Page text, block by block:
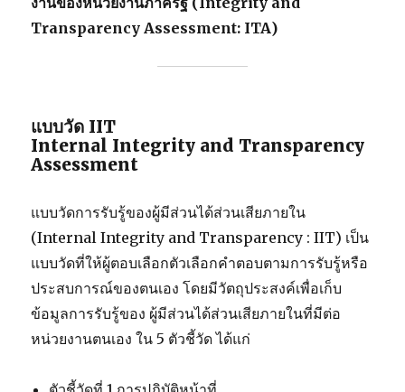
Transparency Assessment: ITA)
แบบวัด IIT
Internal Integrity and Transparency
Assessment
แบบวัดการรับรู้ของผู้มีส่วนได้ส่วนเสียภายใน
(Internal Integrity and Transparency : IIT) เป็น
แบบวัดที่ให้ผู้ตอบเลือกตัวเลือกคำตอบตามการรับรู้หรือ
ประสบการณ์ของตนเอง โดยมีวัตถุประสงค์เพื่อเก็บ
ข้อมูลการรับรู้ของ ผู้มีส่วนได้ส่วนเสียภายในที่มีต่อ
หน่วยงานตนเอง ใน 5 ตัวชี้วัด ได้แก่